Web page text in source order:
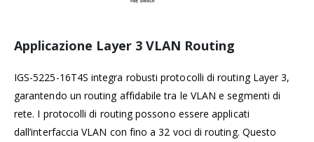
Applicazione Layer 3 VLAN Routing
IGS-5225-16T4S integra robusti protocolli di routing Layer 3,
garantendo un routing affidabile tra le VLAN e segmenti di
rete. I protocolli di routing possono essere applicati
dall’interfaccia VLAN con fino a 32 voci di routing. Questo